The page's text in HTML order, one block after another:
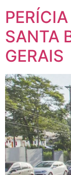
SANTA
GERAIS